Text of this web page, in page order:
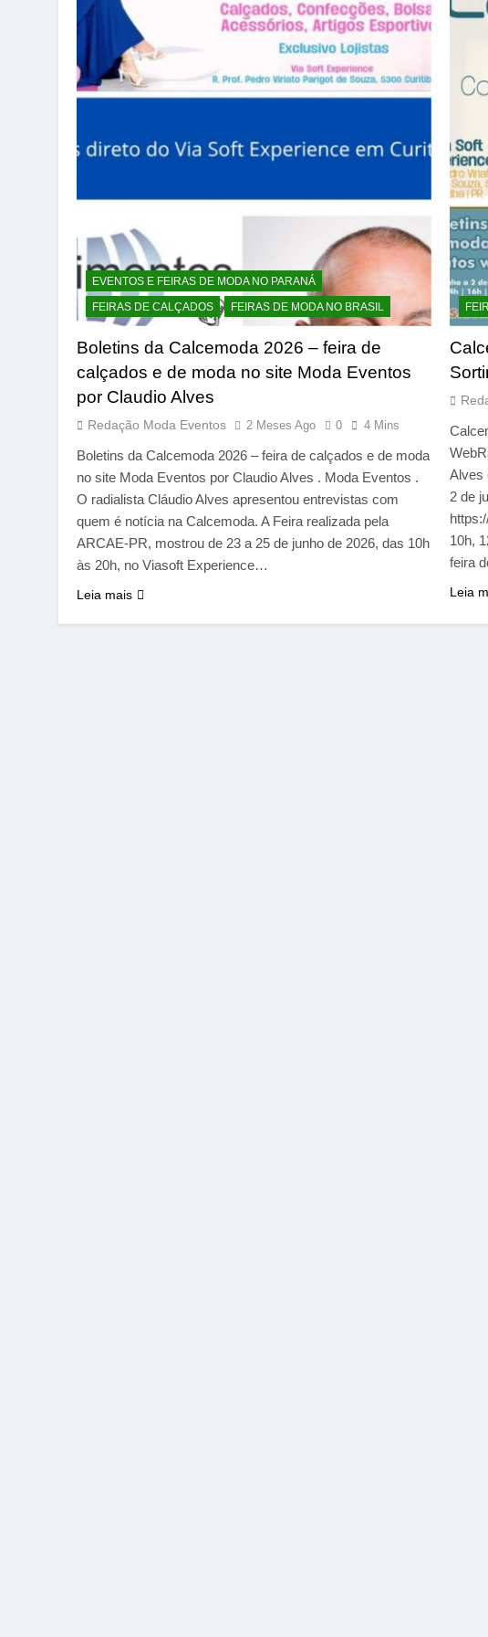
EVENTOS E FEIRAS DE MODA NO PARANÁ
FEIRAS DE CALÇADOS
FEIRAS DE MODA NO BRASIL
Boletins da Calcemoda 2026 – feira de
calçados e de moda no site Moda Eventos
por Claudio Alves
Redação Moda Eventos 2 Meses Ago 0 4 Mins
Boletins da Calcemoda 2026 – feira de calçados e de moda
no site Moda Eventos por Claudio Alves . Moda Eventos .
O radialista Cláudio Alves apresentou entrevistas com
quem é notícia na Calcemoda. A Feira realizada pela
ARCAE-PR, mostrou de 23 a 25 de junho de 2026, das 10h
às 20h, no Viasoft Experience…
Leia mais
Alves
2 de
10h,
feira
Leia